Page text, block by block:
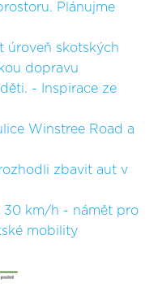
Plánujme
úroveň skotských
dopravu
- Inspirace ze
Winstree Road a
zbavit aut v
30 km/h - námět pro
mobility